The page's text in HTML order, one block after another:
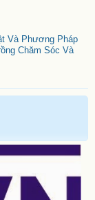
Và Phương Pháp
Chăm Sóc Và